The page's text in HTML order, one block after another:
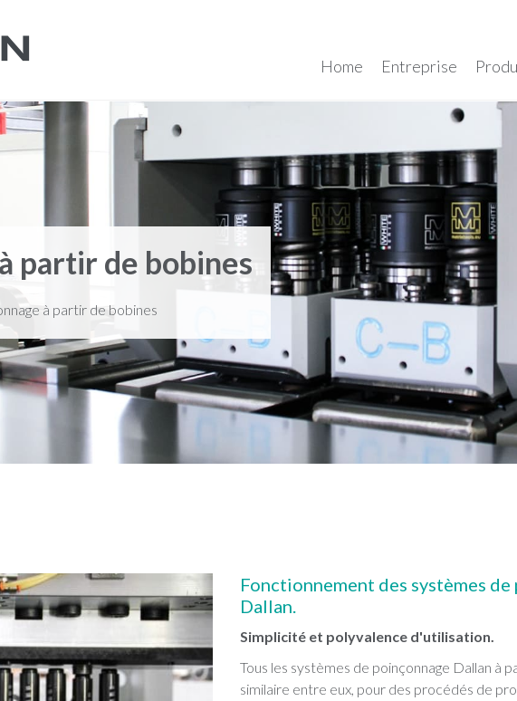
Home Entreprise
partir de bobines
à partir de bobines
Fonctionnement des systèmes
Dallan.
Simplicité et polyvalence d'utilisation.
Tous les systèmes de poinçonnage Dallan
similaire entre eux, pour des procédés de